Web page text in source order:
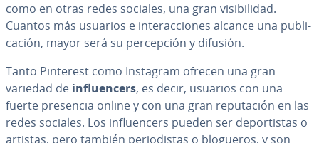
como en otras redes sociales, una gran vi­si­bi­li­dad.
Cuantos más usuarios e in­ter­ac­cio­nes alcance una pu­bli­
ca­ción, mayor será su pe­r­ce­p­ción y difusión.
Tanto Pinterest como Instagram ofrecen una gran
variedad de in­flue­n­ce­rs, es decir, usuarios con una
fuerte presencia online y con una gran repu­tación en las
redes sociales. Los in­flue­n­ce­rs pueden ser de­po­r­ti­s­tas o
artistas, pero también pe­rio­di­s­tas o blogueros, y son